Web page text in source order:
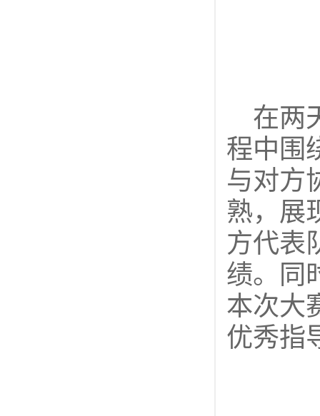
在两
程中围
与对方
熟，展
方代表
绩。同
本次大
优秀指